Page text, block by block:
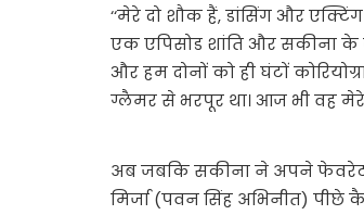
‘‘मेरे दो शौक हैं, डांसिंग और
एक एपिसोड शांति और सकीना के
और हम दोनों को ही घंटों
ग्लैमर से भरपूर था। आज भी वह मेरे
अब जबकि सकीना ने अपने फेवरेट
मिर्जा (पवन सिंह अभिनीत) पीछे